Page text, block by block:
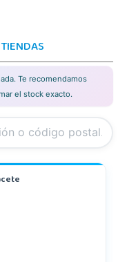
Te recomendamos
el stock exacto.